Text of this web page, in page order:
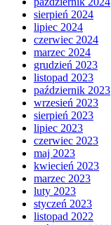
sierpień 2024
lipiec 2024
czerwiec 2024
marzec 2024
grudzień 2023
listopad 2023
październik 2023
wrzesień 2023
sierpień 2023
lipiec 2023
czerwiec 2023
maj 2023
kwiecień 2023
marzec 2023
luty 2023
styczeń 2023
listopad 2022